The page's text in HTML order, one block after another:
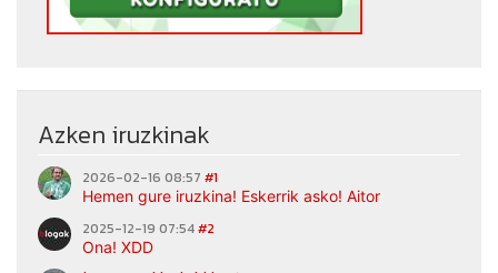
Azken iruzkinak
2026-02-16 08:57 #1
Hemen gure iruzkina! Eskerrik asko! Aitor
2025-12-19 07:54#2
Ona! XDD